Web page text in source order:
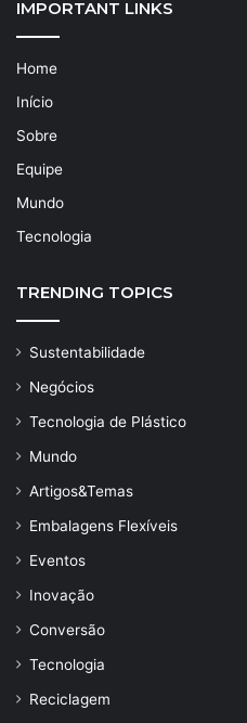
IMPORTANT LINKS
Home
Início
Sobre
Equipe
Mundo
Tecnologia
TRENDING TOPICS
Sustentabilidade
Negócios
Tecnologia de Plástico
Mundo
Artigos&Temas
Embalagens Flexíveis
Eventos
Inovação
Conversão
Tecnologia
Reciclagem